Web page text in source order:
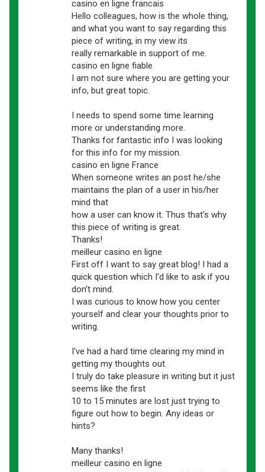
casino en ligne francais
Hello colleagues, how is the whole thing,
and what you want to say regarding this
piece of writing, in my view its
really remarkable in support of me.
casino en ligne fiable
I am not sure where you are getting your
info, but great topic.
I needs to spend some time learning
more or understanding more.
Thanks for fantastic info I was looking
for this info for my mission.
casino en ligne France
When someone writes an post he/she
maintains the plan of a user in his/her
mind that
how a user can know it. Thus that's why
this piece of writing is great.
Thanks!
meilleur casino en ligne
First off I want to say great blog! I had a
quick question which I'd like to ask if you
don't mind.
I was curious to know how you center
yourself and clear your thoughts prior to
writing.
I've had a hard time clearing my mind in
getting my thoughts out.
I truly do take pleasure in writing but it just
seems like the first
10 to 15 minutes are lost just trying to
figure out how to begin. Any ideas or
hints?
Many thanks!
meilleur casino en ligne